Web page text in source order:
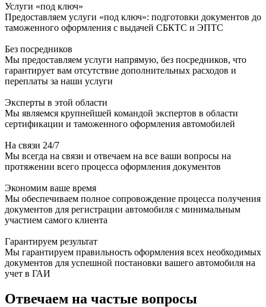
Услуги «под ключ»
Предоставляем услуги «под ключ»: подготовки документов до
таможенного оформления с выдачей СБКТС и ЭПТС
Без посредников
Мы предоставляем услуги напрямую, без посредников, что
гарантирует вам отсутствие дополнительных расходов и
переплаты за наши услуги
Эксперты в этой области
Мы являемся крупнейшей командой экспертов в области
сертификации и таможенного оформления автомобилей
На связи 24/7
Мы всегда на связи и отвечаем на все ваши вопросы на
протяжении всего процесса оформления документов
Экономим ваше время
Мы обеспечиваем полное сопровождение процесса получения
документов для регистрации автомобиля с минимальным
участием самого клиента
Гарантируем результат
Мы гарантируем правильность оформления всех необходимых
документов для успешной постановки вашего автомобиля на
учет в ГАИ
Отвечаем на частые вопросы